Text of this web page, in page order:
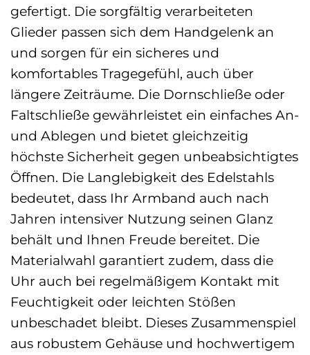
gefertigt. Die sorgfältig verarbeiteten
Glieder passen sich dem Handgelenk an
und sorgen für ein sicheres und
komfortables Tragegefühl, auch über
längere Zeiträume. Die Dornschließe oder
Faltschließe gewährleistet ein einfaches An-
und Ablegen und bietet gleichzeitig
höchste Sicherheit gegen unbeabsichtigtes
Öffnen. Die Langlebigkeit des Edelstahls
bedeutet, dass Ihr Armband auch nach
Jahren intensiver Nutzung seinen Glanz
behält und Ihnen Freude bereitet. Die
Materialwahl garantiert zudem, dass die
Uhr auch bei regelmäßigem Kontakt mit
Feuchtigkeit oder leichten Stößen
unbeschadet bleibt. Dieses Zusammenspiel
aus robustem Gehäuse und hochwertigem